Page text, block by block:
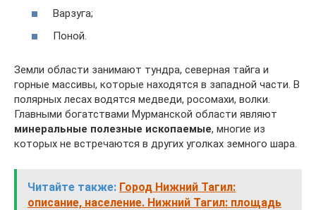
Варзуга;
Поной.
Земли области занимают тундра, северная тайга и
горные массивы, которые находятся в западной части. В
полярных лесах водятся медведи, росомахи, волки.
Главными богатствами Мурманской области являют
минеральные полезные ископаемые, многие из
которых не встречаются в других уголках земного шара.
Читайте также: Город Нижний Тагил:
описание, население. Нижний Тагил: площадь